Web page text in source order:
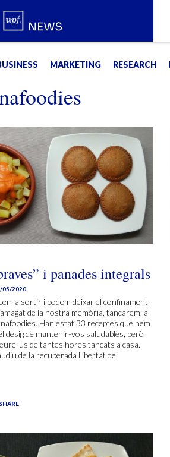
MARKETING RESEARCH
i panades integrals
05/2020
a sortir i podem deixar el confinament
de la nostra memòria, tancarem la
Han estat 33 receptes que hem
desig de mantenir-vos saludables, però
us de tantes hores tancats a casa.
de la recuperada llibertat de
SHARE